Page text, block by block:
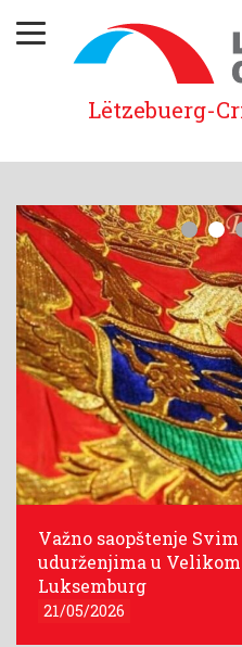
Lëtzebuerg-
Važno saopštenje
udurženjima u
Luksemburg
21/05/2026